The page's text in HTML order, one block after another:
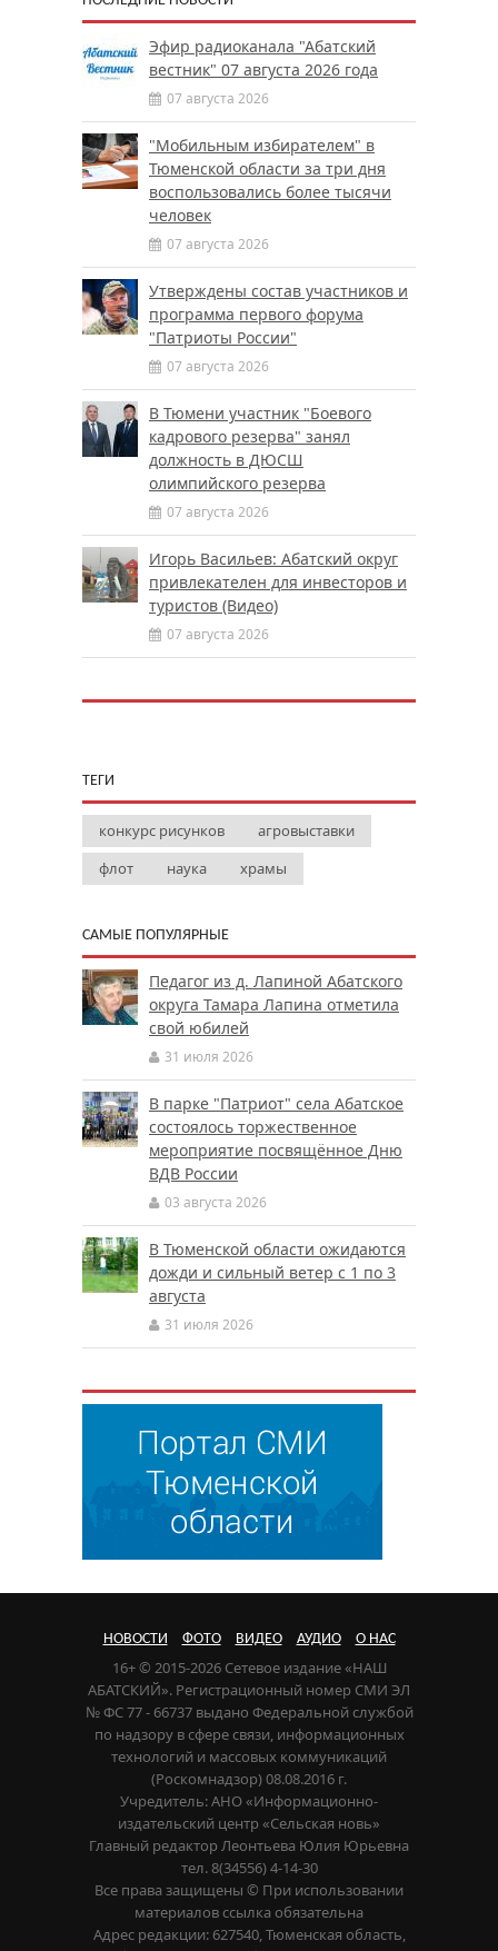
Эфир радиоканала "Абатский
вестник" 07 августа 2026 года
07 августа 2026
"Мобильным избирателем" в
Тюменской области за три дня
воспользовались более тысячи
человек
07 августа 2026
Утверждены состав участников и
программа первого форума
"Патриоты России"
07 августа 2026
В Тюмени участник "Боевого
кадрового резерва" занял
должность в ДЮСШ
олимпийского резерва
07 августа 2026
Игорь Васильев: Абатский округ
привлекателен для инвесторов и
туристов (Видео)
07 августа 2026
ТЕГИ
конкурс рисунков
агровыставки
флот
наука храмы
САМЫЕ ПОПУЛЯРНЫЕ
Педагог из д. Лапиной Абатского
округа Тамара Лапина отметила
свой юбилей
31 июля 2026
В парке "Патриот" села Абатское
состоялось торжественное
мероприятие посвящённое Дню
ВДВ России
03 августа 2026
В Тюменской области ожидаются
дожди и сильный ветер с 1 по 3
августа
31 июля 2026
НОВОСТИ ФОТО ВИДЕО АУДИО О НАС
16+ © 2015-2026 Сетевое издание «НАШ
АБАТСКИЙ». Регистрационный номер СМИ ЭЛ
№ ФС 77 - 66737 выдано Федеральной службой
по надзору в сфере связи, информационных
технологий и массовых коммуникаций
(Роскомнадзор) 08.08.2016 г.
Учредитель: АНО «Информационно-
издательский центр «Сельская новь»
Главный редактор Леонтьева Юлия Юрьевна
тел. 8(34556) 4-14-30
Все права защищены © При использовании
материалов ссылка обязательна
Адрес редакции: 627540, Тюменская область,